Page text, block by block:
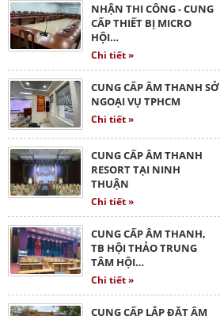
NHẬN THI CÔNG - CUNG
CẤP THIẾT BỊ MICRO
HỘI…
Chi tiết »
CUNG CẤP ÂM THANH SỞ
NGOẠI VỤ TPHCM
Chi tiết »
CUNG CẤP ÂM THANH
RESORT TẠI NINH
THUẬN
Chi tiết »
CUNG CẤP ÂM THANH,
TB HỘI THẢO TRUNG
TÂM HỘI…
Chi tiết »
CUNG CẤP LẮP ĐẶT ÂM